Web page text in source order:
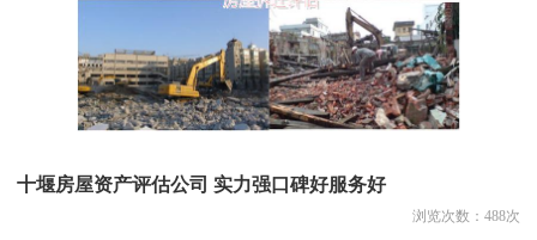
十堰房屋资产评估公司 实力强口碑好服务好
浏览次数： 488次